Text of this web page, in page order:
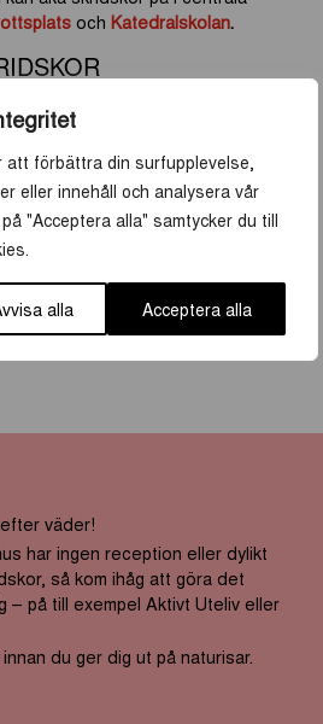
att förbättra din surfupplevelse,
eller innehåll och analysera vår
"Acceptera alla" samtycker du till
alla Acceptera alla
och Katedralskolan.
är ett unikt sätt att utforska
säsongen erbjuder Uppsala
på följande platser i Uppsala:
väder!
har ingen reception eller dylikt
så kom ihåg att göra det
– på till exempel Aktivt Uteliv eller
du ger dig ut på naturisar.